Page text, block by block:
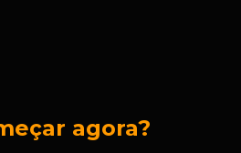
agora?